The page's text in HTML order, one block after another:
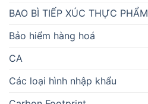
BAO BÌ TIẾP XÚC THỰC PHẨM
Bảo hiểm hàng hoá
CA
Các loại hình nhập khẩu